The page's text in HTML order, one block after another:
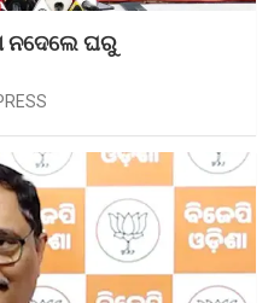
ନଦେଲେ ଘରୁ